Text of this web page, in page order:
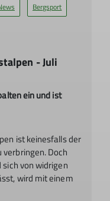
Bergsport
- Juli
ein und ist
ist keinesfalls der
Doch
von widrigen
wird mit einem